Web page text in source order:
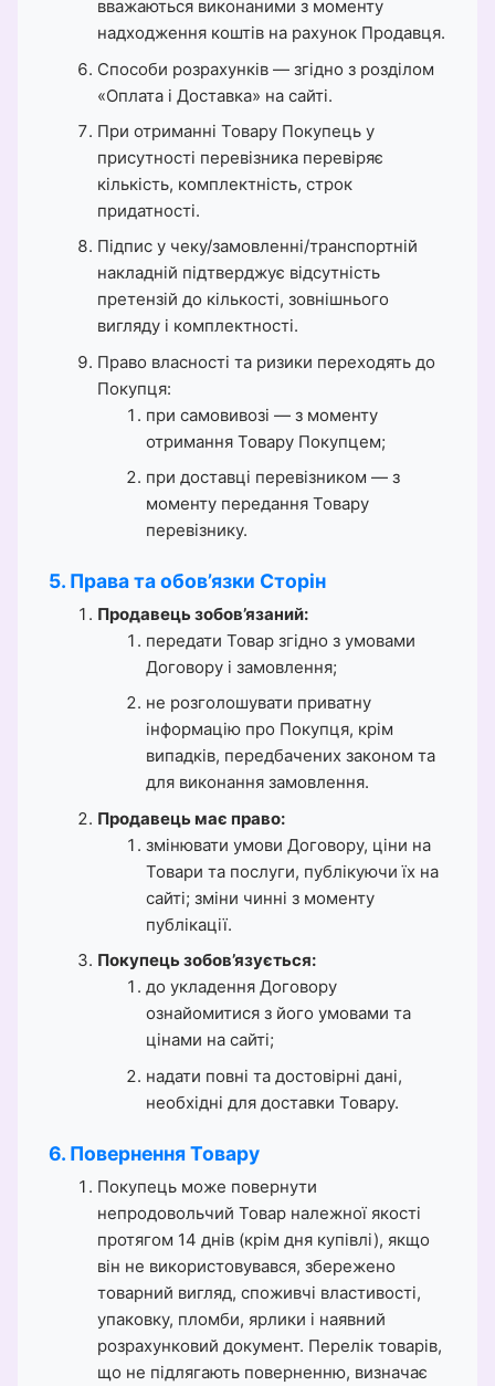
вважаються виконаними з моменту
надходження коштів на рахунок Продавця.
Способи розрахунків — згідно з розділом
«Оплата і Доставка» на сайті.
При отриманні Товару Покупець у
присутності перевізника перевіряє
кількість, комплектність, строк
придатності.
Підпис у чеку/замовленні/транспортній
накладній підтверджує відсутність
претензій до кількості, зовнішнього
вигляду і комплектності.
Право власності та ризики переходять до
Покупця:
при самовивозі — з моменту
отримання Товару Покупцем;
при доставці перевізником — з
моменту передання Товару
перевізнику.
5. Права та обов’язки Сторін
Продавець зобов’язаний:
передати Товар згідно з умовами
Договору і замовлення;
не розголошувати приватну
інформацію про Покупця, крім
випадків, передбачених законом та
для виконання замовлення.
Продавець має право:
змінювати умови Договору, ціни на
Товари та послуги, публікуючи їх на
сайті; зміни чинні з моменту
публікації.
Покупець зобов’язується:
до укладення Договору
ознайомитися з його умовами та
цінами на сайті;
надати повні та достовірні дані,
необхідні для доставки Товару.
6. Повернення Товару
Покупець може повернути
непродовольчий Товар належної якості
протягом 14 днів (крім дня купівлі), якщо
він не використовувався, збережено
товарний вигляд, споживчі властивості,
упаковку, пломби, ярлики і наявний
розрахунковий документ. Перелік товарів,
що не підлягають поверненню, визначає